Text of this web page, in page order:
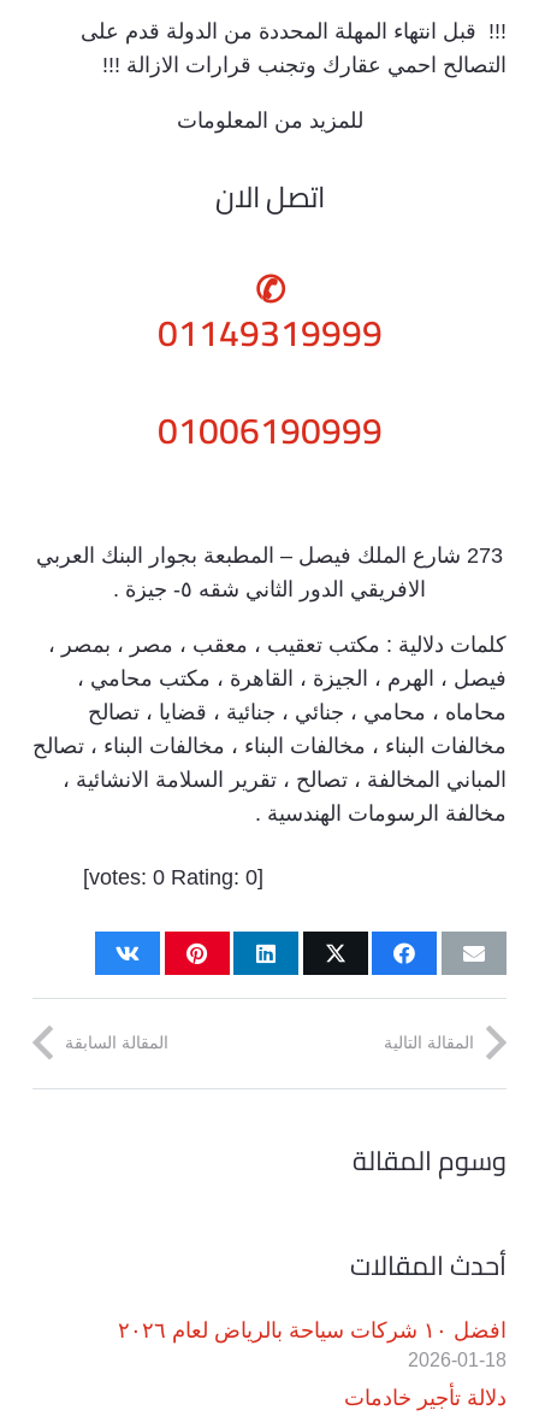
!!! قبل انتهاء المهلة المحددة من الدولة قدم على
التصالح احمي عقارك وتجنب قرارات الازالة !!!
للمزيد من المعلومات
اتصل الان
✆
01149319999
01006190999
273 شارع الملك فيصل – المطبعة بجوار البنك العربي
الافريقي الدور الثاني شقه ٥- جيزة .
كلمات دلالية : مكتب تعقيب ، معقب ، مصر ، بمصر ،
فيصل ، الهرم ، الجيزة ، القاهرة ، مكتب محامي ،
محاماه ، محامي ، جنائي ، جنائية ، قضايا ، تصالح
مخالفات البناء ، مخالفات البناء ، مخالفات البناء ، تصالح
المباني المخالفة ، تصالح ، تقرير السلامة الانشائية ،
مخالفة الرسومات الهندسية .
[votes:
0 Rating: 0
]
المقالة السابقة المقالة التالية
وسوم المقالة
أحدث المقالات
افضل ١٠ شركات سياحة بالرياض لعام ٢٠٢٦
2026-01-18
دلالة تأجير خادمات